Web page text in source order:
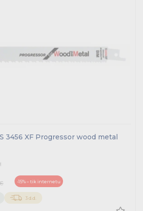
3456 XF Progressor wood metal
-15% – tik internetu
3 d.d.